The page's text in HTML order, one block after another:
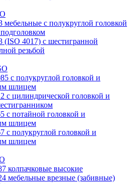
с полукруглой головкой
(ISO 4017) с шестигранной
резьбой
с полукруглой головкой и
шлицем
с цилиндрической головкой и
с потайной головкой и
шлицем
с полукруглой головкой и
шлицем
колпачковые высокие
мебельные врезные (забивные)